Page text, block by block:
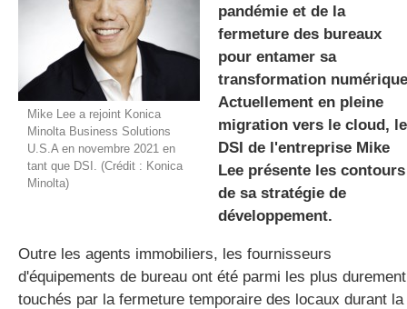
gratuite
Mike Lee a rejoint Konica
Minolta Business Solutions
U.S.A en novembre 2021 en
tant que DSI. (Crédit : Konica
Minolta)
pandémie et de la
fermeture des bureaux
pour entamer sa
transformation
Actuellement en pleine
migration vers le cloud, le
DSI de l'entreprise Mike
Lee présente les contours
de sa stratégie de
développement.
Outre les agents immobiliers, les fournisseurs
d'équipements de bureau ont été parmi les plus durement
touchés par la fermeture temporaire des locaux durant la